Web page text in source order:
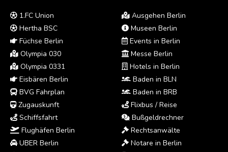
1.FC Union
Hertha BSC
Füchse Berlin
Olympia 030
Olympia 0331
Eisbären Berlin
BVG Fahrplan
Zugauskunft
Schiffsfahrt
Flughäfen Berlin
UBER Berlin
Ausgehen Berlin
Museen Berlin
Events in Berlin
Messe Berlin
Hotels in Berlin
Baden in BLN
Baden in BRB
Flixbus / Reise
Bußgeldrechner
Rechtsanwälte
Notare in Berlin